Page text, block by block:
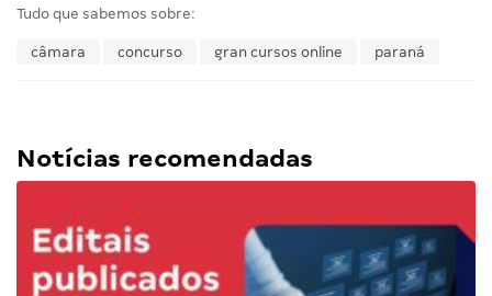
Tudo que sabemos sobre:
câmara concurso gran cursos online paraná
Notícias recomendadas